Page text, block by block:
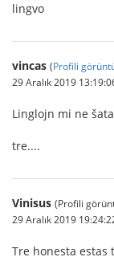
lingvo
vincas (Profili
29 Aralık 2019
Linglojn mi ne
tre....
Vinisus (Profili
29 Aralık 2019
Tre honesta